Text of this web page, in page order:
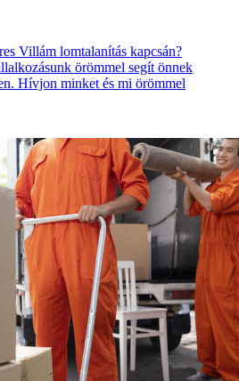
Villám lomtalanítás kapcsán?
örömmel segít önnek
Hívjon minket és mi örömmel